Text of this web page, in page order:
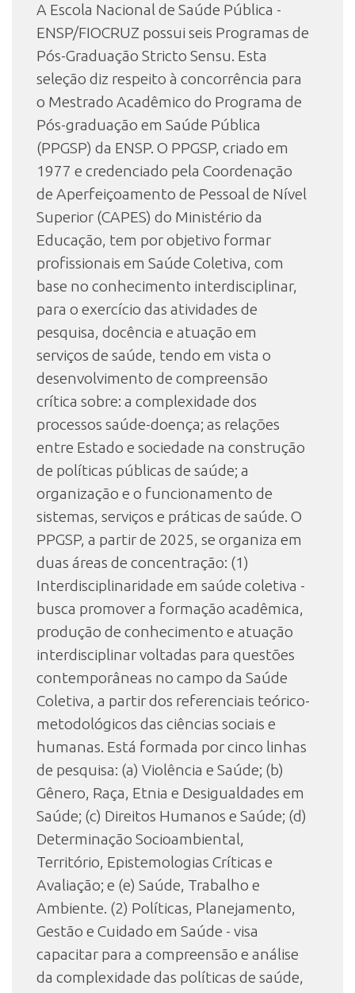
CONTATO
A Escola Nacional de Saúde Pública -
ENSP/FIOCRUZ possui seis Programas de
Pós-Graduação Stricto Sensu. Esta
seleção diz respeito à concorrência para
o Mestrado Acadêmico do Programa de
Pós-graduação em Saúde Pública
(PPGSP) da ENSP. O PPGSP, criado em
1977 e credenciado pela Coordenação
de Aperfeiçoamento de Pessoal de Nível
Superior (CAPES) do Ministério da
Educação, tem por objetivo formar
profissionais em Saúde Coletiva, com
base no conhecimento interdisciplinar,
para o exercício das atividades de
pesquisa, docência e atuação em
serviços de saúde, tendo em vista o
desenvolvimento de compreensão
crítica sobre: a complexidade dos
processos saúde-doença; as relações
entre Estado e sociedade na construção
de políticas públicas de saúde; a
organização e o funcionamento de
sistemas, serviços e práticas de saúde. O
PPGSP, a partir de 2025, se organiza em
duas áreas de concentração: (1)
Interdisciplinaridade em saúde coletiva -
busca promover a formação acadêmica,
produção de conhecimento e atuação
interdisciplinar voltadas para questões
contemporâneas no campo da Saúde
Coletiva, a partir dos referenciais teórico-
metodológicos das ciências sociais e
humanas. Está formada por cinco linhas
de pesquisa: (a) Violência e Saúde; (b)
Gênero, Raça, Etnia e Desigualdades em
Saúde; (c) Direitos Humanos e Saúde; (d)
Determinação Socioambiental,
Território, Epistemologias Críticas e
Avaliação; e (e) Saúde, Trabalho e
Ambiente. (2) Políticas, Planejamento,
Gestão e Cuidado em Saúde - visa
capacitar para a compreensão e análise
da complexidade das políticas de saúde,